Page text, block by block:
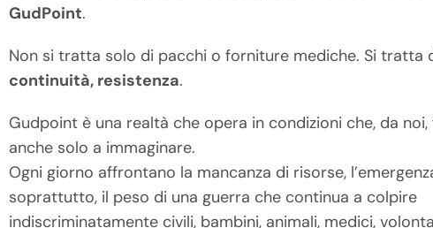
GudPoint.
Non si tratta solo di pacchi o forniture mediche. Si tratta
continuità, resistenza.
Gudpoint è una realtà che opera in condizioni che, da
anche solo a immaginare.
Ogni giorno affrontano la mancanza di risorse,
soprattutto, il peso di una guerra che continua a colpire
indiscriminatamente civili, bambini, animali, medici,